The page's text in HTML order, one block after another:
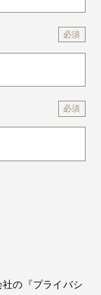
の『プライバシ